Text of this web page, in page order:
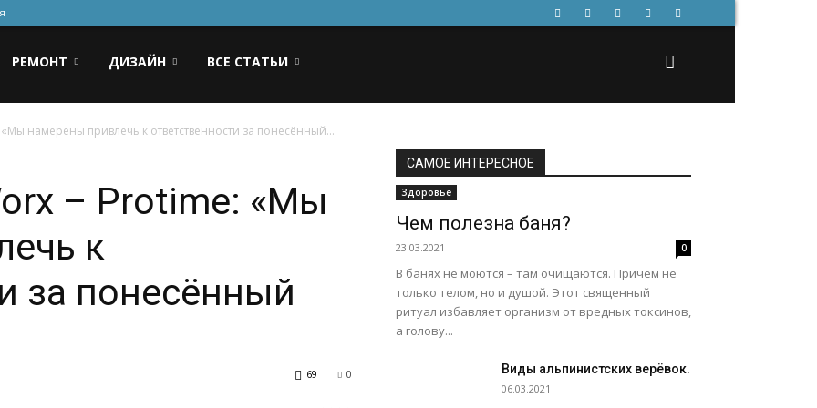
РЕМОНТ ДИЗАЙН ВСЕ СТАТЬИ
намерены привлечь к ответственности за понесённый...
– Protime: «Мы
к
за понесённый
0
69
САМОЕ ИНТЕРЕСНОЕ
Здоровье
Чем полезна баня?
23.03.2021 0
В банях не моются – там очищаются. Причем не
только телом, но и душой. Этот священный
ритуал избавляет организм от вредных токсинов,
а голову...
Виды альпинистских верёвок.
06.03.2021